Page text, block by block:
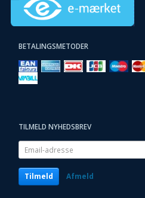
BETALINGSMETODER
TILMELD NYHEDSBREV
Email-
adresse
Tilmeld Afmeld